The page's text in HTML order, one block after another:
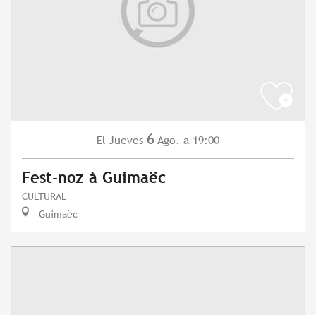
El Jueves 6 Ago. a 19:00
Fest-noz à Guimaëc
CULTURAL
Guimaëc